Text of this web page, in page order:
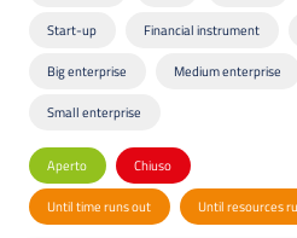
Start-up Financial instrument
Big enterprise Medium enterprise
Small enterprise
Aperto Chiuso
Until time runs out Until resources